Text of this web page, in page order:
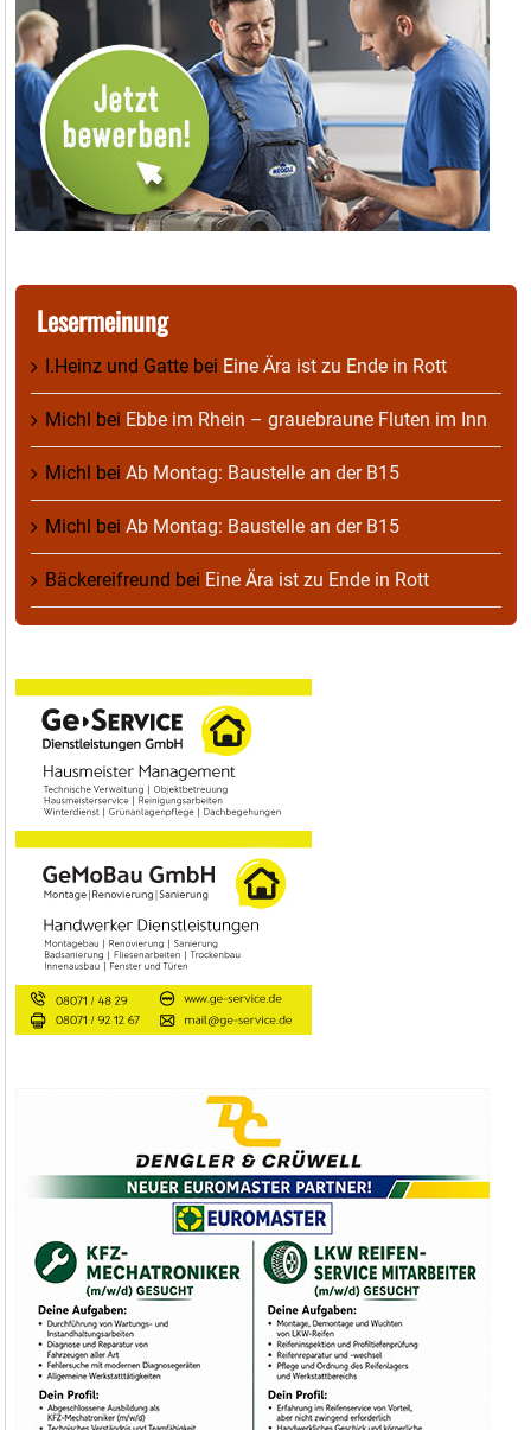
Lesermeinung
I.Heinz und Gatte bei Eine Ära ist zu Ende in Rott
Michl bei Ebbe im Rhein – grauebraune Fluten im Inn
Michl bei Ab Montag: Baustelle an der B15
Michl bei Ab Montag: Baustelle an der B15
Bäckereifreund bei Eine Ära ist zu Ende in Rott